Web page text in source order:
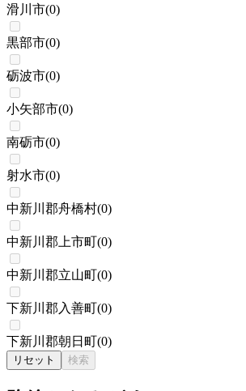
滑川市(0)
黒部市(0)
砺波市(0)
小矢部市(0)
南砺市(0)
射水市(0)
中新川郡舟橋村(0)
中新川郡上市町(0)
中新川郡立山町(0)
下新川郡入善町(0)
下新川郡朝日町(0)
リセット 検索